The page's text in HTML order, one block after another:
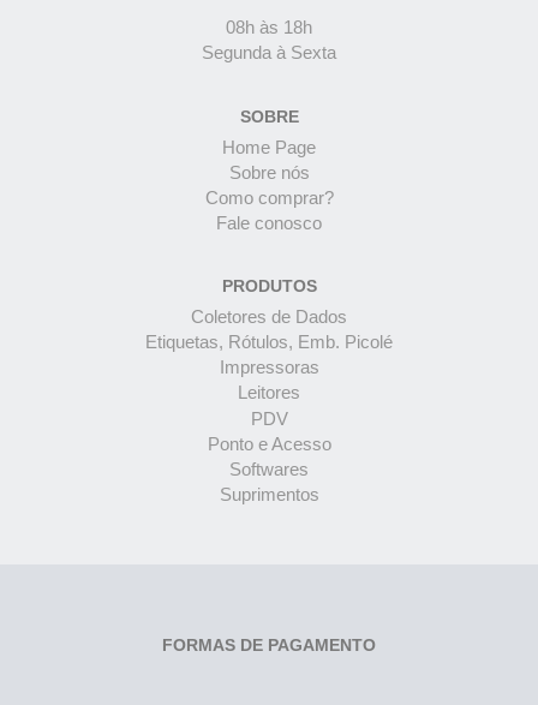
08h às 18h
Segunda à Sexta
SOBRE
Home Page
Sobre nós
Como comprar?
Fale conosco
PRODUTOS
Coletores de Dados
Etiquetas, Rótulos, Emb. Picolé
Impressoras
Leitores
PDV
Ponto e Acesso
Softwares
Suprimentos
FORMAS DE PAGAMENTO